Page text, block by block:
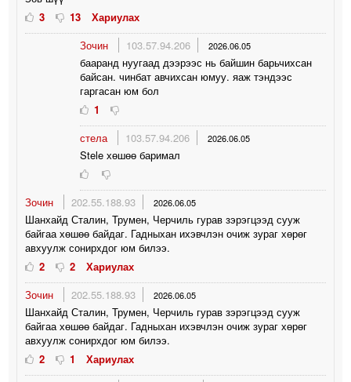
3
13
Хариулах
Зочин
103.57.94.206 2026.06.05
бааранд нуугаад дээрээс нь байшин барьчихсан
байсан. чинбат авчихсан юмуу. яаж тэндээс
гаргасан юм бол
1
стела
103.57.94.206 2026.06.05
Stele хөшөө баримал
Зочин 202.55.188.93 2026.06.05
Шанхайд Сталин, Трумен, Черчиль гурав зэрэгцээд сууж
байгаа хөшөө байдаг. Гадныхан ихэвчлэн очиж зураг хөрөг
авхуулж сонирхдог юм билээ.
2
2
Хариулах
Зочин
202.55.188.93 2026.06.05
Шанхайд Сталин, Трумен, Черчиль гурав зэрэгцээд сууж
байгаа хөшөө байдаг. Гадныхан ихэвчлэн очиж зураг хөрөг
авхуулж сонирхдог юм билээ.
2
1
Хариулах